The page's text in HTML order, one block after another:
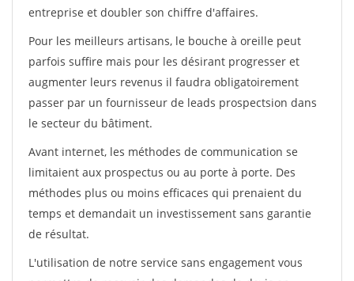
entreprise et doubler son chiffre d'affaires.
Pour les meilleurs artisans, le bouche à oreille peut
parfois suffire mais pour les désirant progresser et
augmenter leurs revenus il faudra obligatoirement
passer par un fournisseur de leads prospectsion dans
le secteur du bâtiment.
Avant internet, les méthodes de communication se
limitaient aux prospectus ou au porte à porte. Des
méthodes plus ou moins efficaces qui prenaient du
temps et demandait un investissement sans garantie
de résultat.
L'utilisation de notre service sans engagement vous